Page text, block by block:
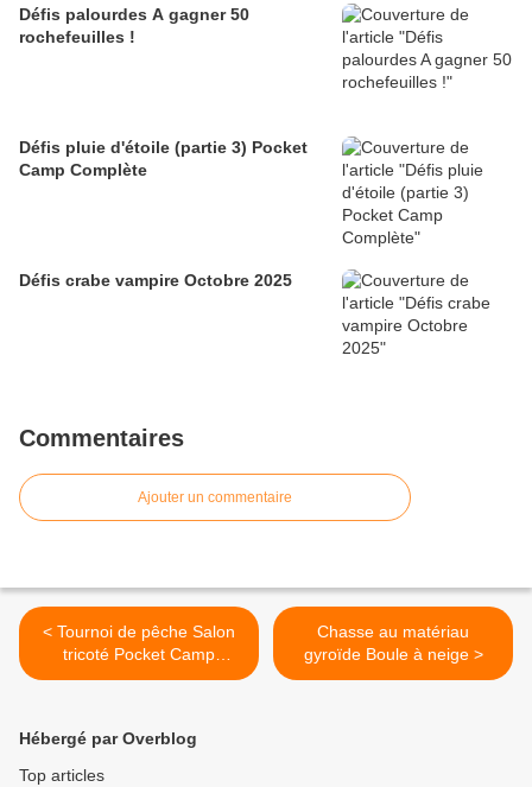
Défis palourdes A gagner 50
rochefeuilles !
Défis pluie d'étoile (partie 3) Pocket
Camp Complète
Défis crabe vampire Octobre 2025
Commentaires
Ajouter un commentaire
< Tournoi de pêche Salon
tricoté Pocket Camp
Complete
Chasse au matériau
gyroïde Boule à neige >
Hébergé par Overblog
Top articles